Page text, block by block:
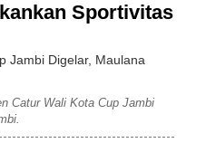
Sportivitas
Catur Wali Kota Cup Jambi